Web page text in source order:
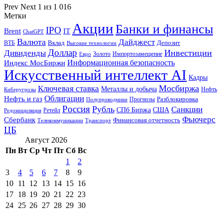
Prev Next 1 из 1 016
Метки
Brent ChatGPT IPO IT Акции Банки и финансы
ВТБ Валюта Вклад Высокие технологии Дайджест Депозит
Дивиденды Доллар Евро Золото Импортозамещение Инвестиции
Индекс МосБиржи Информационная безопасность
Искусственный интеллект AI Кадры
Киберугрозы Ключевая ставка Металлы и добыча Мосбиржа Нефть
Нефть и газ Облигации Полупроводники Прогнозы Разблокировка
Редомициляция Ретейл Россия Рубль СПб Биржа США Санкции
Сбербанк Телекоммуникации Транспорт Финансовая отчетность Фьючерс
ЦБ
Август 2026
Пн Вт Ср Чт Пт Сб Вс
1
2
3
4 5 6 7 8
9
10 11 12 13 14 15 16
17 18 19 20 21 22 23
24 25 26 27 28 29 30